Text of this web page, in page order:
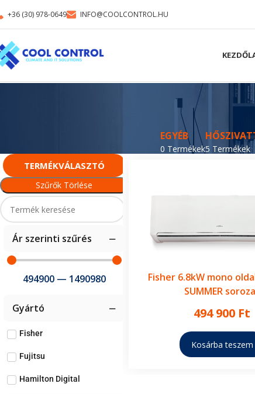
+36 (30) 978-0649 INFO@COOLCONTROL.HU
EGYÉB
0 Termékek5 Termékek
TERMÉKVÁLASZTÓ
Szűrők Törlése
Ár szerinti szűrés
494900— 1490980
Gyártó
Fisher
Fujitsu
Hamilton Digital
Fisher 6.8kW mono
SUMMER
494 900 Ft
Kosárba teszem